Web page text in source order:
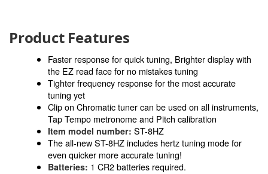
Product Features
Faster response for quick tuning, Brighter display with
the EZ read face for no mistakes tuning
Tighter frequency response for the most accurate
tuning yet
Clip on Chromatic tuner can be used on all instruments,
Tap Tempo metronome and Pitch calibration
Item model number: ST-8HZ
The all-new ST-8HZ includes hertz tuning mode for
even quicker more accurate tuning!
Batteries: 1 CR2 batteries required.